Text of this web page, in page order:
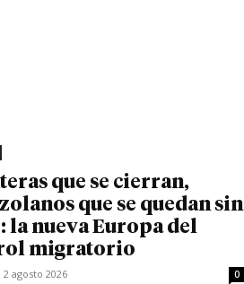
que se cierran,
que se quedan sin
la nueva Europa del
migratorio
2 agosto 2026 0